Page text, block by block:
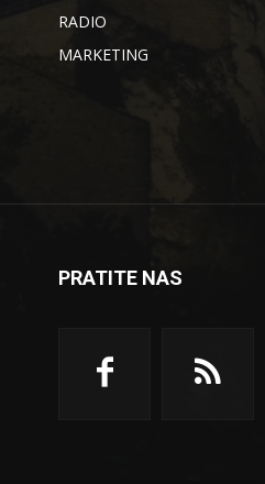
RADIO
MARKETING
PRATITE NAS